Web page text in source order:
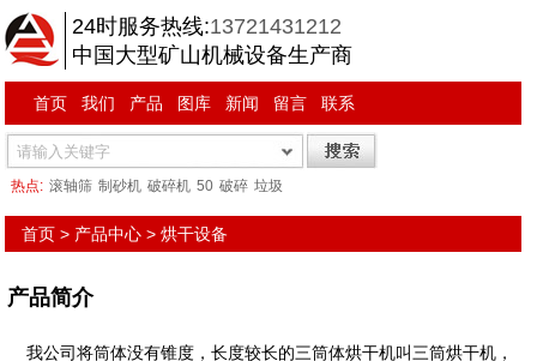
24时服务热线:13721431212
中国大型矿山机械设备生产商
首页 我们 产品 图库 新闻 留言 联系
热点: 滚轴筛 制砂机 破碎机 50 破碎 垃圾
首页 > 产品中心 >烘干设备
产品简介
我公司将筒体没有锥度，长度较长的三筒体烘干机叫三筒烘干机，